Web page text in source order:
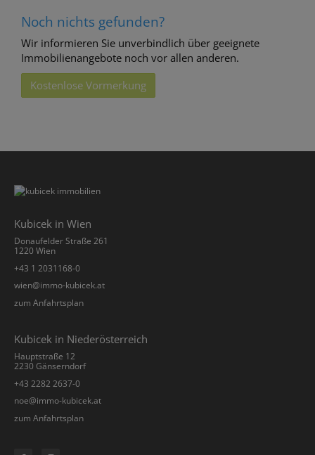
Noch nichts gefunden?
Wir informieren Sie unverbindlich über geeignete
Immobilienangebote noch vor allen anderen.
Kostenlose Vormerkung
Kubicek in Wien
Donaufelder Straße 261
1220 Wien
+43 1 2031168-0
­wien@immo-kubicek.at
zum Anfahrtsplan
Kubicek in Niederösterreich
Hauptstraße 12
2230 Gänserndorf
+43 2282 2637-0
­noe@immo-kubicek.at
zum Anfahrtsplan